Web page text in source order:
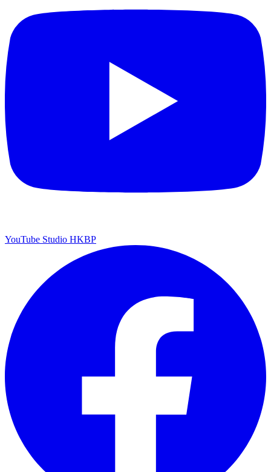
YouTube Studio HKBP